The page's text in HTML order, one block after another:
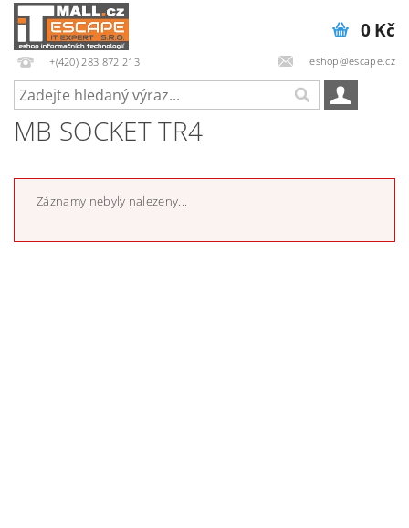
+(420) 283 872 213 eshop@escape.cz
0 Kč
MB SOCKET TR4
Záznamy nebyly nalezeny...